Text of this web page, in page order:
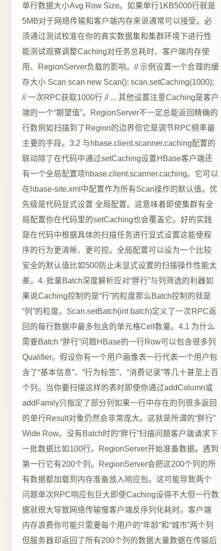
单行数据大小Avg Row Size。如果单行1KB5000行就是
5MB对于网络传输和客户端内存来说通常可以接受。必
须通过测试校准在你的真实数据集和集群环境下进行性
能测试观察调整Caching对任务总耗时、客户端内存使
用、RegionServer负载的影响。// 示例设置一个合理的缓
存大小 Scan scan new Scan(); scan.setCaching(1000);
// 一次RPC获取1000行 // ... 其他设置注意Caching是客户
端的一个“期望值”。RegionServer不一定总能返回精确的
行数例如扫描到了Region的边界但它是调节RPC频率最
主要的手段。3.2 与hbase.client.scanner.caching配置的
联动除了在代码中通过setCaching设置HBase客户端还
有一个全局配置项hbase.client.scanner.caching。它可以
在hbase-site.xml中配置作为所有Scan操作的默认值。优
先级是代码显式设置 全局配置。这意味着即使集群有全
局配置你在代码里的setCaching也会覆盖它。好的实践
是在代码中根据具体的扫描任务进行显式设置这能使程
序的行为更清晰、更可控。全局配置可以设为一个比较
安全的默认值比如500防止未显式设置的扫描操作性能太
差。4. 批量Batch深度解析应对“胖行”与列筛选的利器如
果说Caching控制的是“行”的粒度那么Batch控制的就是
“列”的粒度。Scan.setBatch(int batch)定义了一次RPC返
回的每行数据中最多包含的单元格Cell数量。4.1 为什么
需要Batch “胖行”问题HBase的一行Row可以包含很多列
Qualifier。假设你有一个用户画像表一行代表一个用户包
含了“基本信息”、“行为标签”、“消费记录”等几十甚至上百
个列。当你要扫描这样的表时即使你通过addColumn或
addFamily只指定了部分列如果一行中存在的列很多返回
的单行Result对象仍然会非常庞大。这就是所谓的“胖行”
Wide Row。没有Batch时的“胖行”扫描问题客户端请求下
一批数据比如100行。RegionServer开始准备数据。遇到
第一行它有200个列。RegionServer会把这200个列的所
有数据都加载到内存准备放入响应包。这可能导致两个
问题单次RPC响应包巨大即使Caching设得不大但一行数
据就很大导致网络传输慢客户端反序列化耗时。客户端
内存浪费你可能只需要每个用户的“年龄”和“城市”两个列
但服务器却返回了所有200个列的数据大量数据在传输后